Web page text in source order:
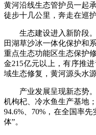
黄河沿线生态管护员一起
徒步十几公里，奔走在巡护
生态建设进入新阶段。
田湖草沙冰一体化保护和
重点生态功能区生态保护
金215亿元以上，有序推
域生态修复，黄河源头水
产业发展呈现新态势。
机枸杞、冷水鱼生产基地
94.6%、70%，在全国率
体”。